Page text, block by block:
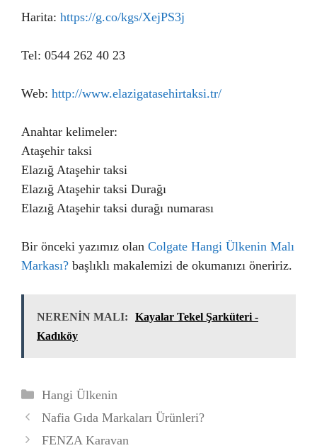
Harita: https://g.co/kgs/XejPS3j
Tel: 0544 262 40 23
Web: http://www.elazigatasehirtaksi.tr/
Anahtar kelimeler:
Ataşehir taksi
Elazığ Ataşehir taksi
Elazığ Ataşehir taksi Durağı
Elazığ Ataşehir taksi durağı numarası
Bir önceki yazımız olan Colgate Hangi Ülkenin Malı
Markası? başlıklı makalemizi de okumanızı öneririz.
NERENİN MALI:
Kayalar Tekel Şarküteri -
Kadıköy
Kategoriler
Hangi Ülkenin
Nafia Gıda Markaları Ürünleri?
FENZA Karavan